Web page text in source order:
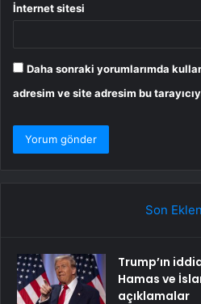
İnternet sitesi
Daha sonraki yorumlarımda
adresim ve site adresim bu
Son
Trump’ın
Hamas ve
açıklamalar